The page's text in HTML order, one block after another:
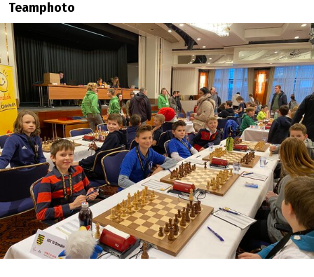
Teamphoto